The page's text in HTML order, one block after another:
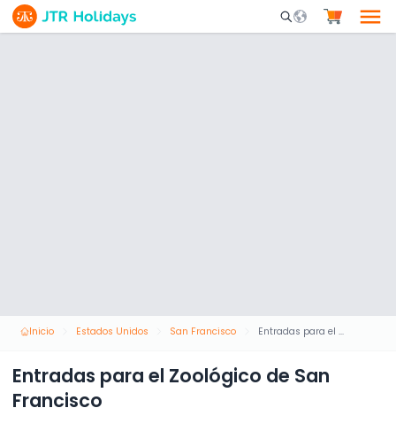
Mobile Search
Inicio Estados Unidos San Francisco Entradas para el Zoológico de San Francisco
Entradas para el Zoológico de San
Francisco